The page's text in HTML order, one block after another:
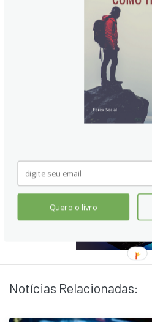
Notícias Relacionadas:
Quero o livro